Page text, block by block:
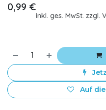
0,99 €
inkl. ges. MwSt. zzgl.
Auf